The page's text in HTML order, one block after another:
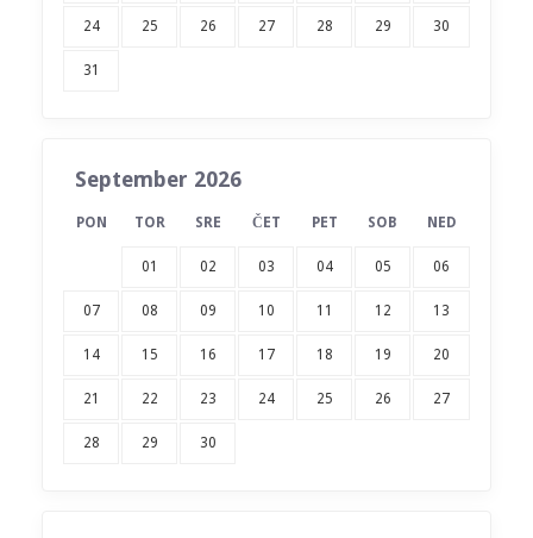
24 25 26 27 28 29 30
31
September 2026
PON TOR SRE ČET PET SOB NED
01 02 03 04 05 06
07 08 09 10 11 12 13
14 15 16 17 18 19 20
21 22 23 24 25 26 27
28 29 30